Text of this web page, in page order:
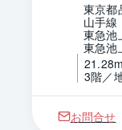
東京都
山手線
東急池
東急池
3階／
お問合せ